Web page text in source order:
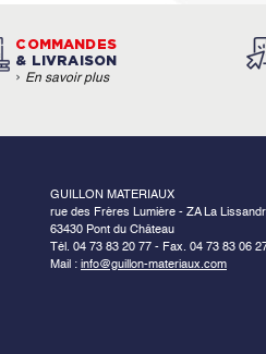
COMMANDES
& LIVRAISON
› En savoir plus
GUILLON MATERIAUX
rue des Frères Lumière - ZA La
63430 Pont du Château
Tél. 04 73 83 20 77 - Fax. 04 73 83 06
Mail : info@guillon-materiaux.com